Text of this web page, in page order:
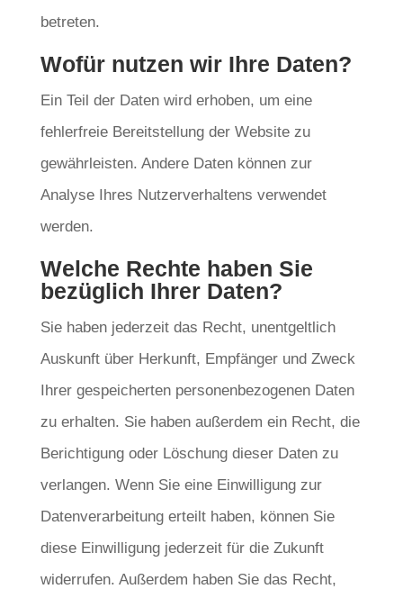
betreten.
Wofür nutzen wir Ihre Daten?
Ein Teil der Daten wird erhoben, um eine
fehlerfreie Bereitstellung der Website zu
gewährleisten. Andere Daten können zur
Analyse Ihres Nutzerverhaltens verwendet
werden.
Welche Rechte haben Sie
bezüglich Ihrer Daten?
Sie haben jederzeit das Recht, unentgeltlich
Auskunft über Herkunft, Empfänger und Zweck
Ihrer gespeicherten personenbezogenen Daten
zu erhalten. Sie haben außerdem ein Recht, die
Berichtigung oder Löschung dieser Daten zu
verlangen. Wenn Sie eine Einwilligung zur
Datenverarbeitung erteilt haben, können Sie
diese Einwilligung jederzeit für die Zukunft
widerrufen. Außerdem haben Sie das Recht,